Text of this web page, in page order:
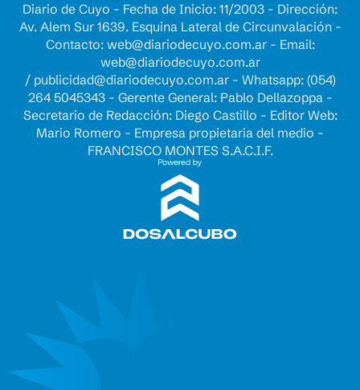
Diario de Cuyo - Fecha de Inicio: 11/2003 - Dirección:
Av. Alem Sur 1639. Esquina Lateral de Circunvalación -
Contacto: web@diariodecuyo.com.ar- Email:
web@diariodecuyo.com.ar
/ publicidad@diariodecuyo.com.ar- Whatsapp: (054)
264 5045343 - Gerente General: Pablo Dellazoppa -
Secretario de Redacción: Diego Castillo - Editor Web:
Mario Romero - Empresa propietaria del medio -
FRANCISCO MONTES S.A.C.I.F.